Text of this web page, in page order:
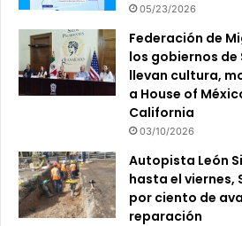
05/23/2026
Federación de
los gobiernos
llevan cultura,
a House of
California
03/10/2026
Autopista León
hasta el viernes,
por ciento de
reparación